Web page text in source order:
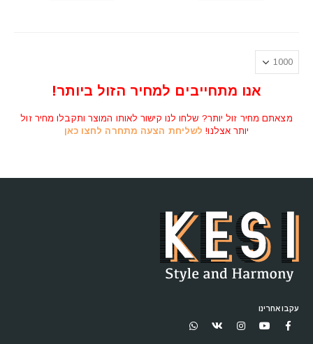
אנו מתחייבים למחיר הזול ביותר!
מצאתם מחיר זול יותר? שלחו לנו קישור לאותו המוצר ותקבלו מחיר זול
יותר אצלנו! לשליחת הצעה מתחרה לחצו כאן
עקבו אחרינו